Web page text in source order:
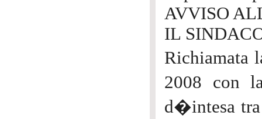
AVVISO
IL
Richiamata
2008 con
d�intesa